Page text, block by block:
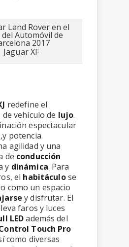
Jaguar XF
redefine el
vehículo de lujo.
espectacular
,y potencia.
agilidad y una
de conducción
y dinámica. Para
el habitáculose
como un espacio
y disfrutar. El
faros y luces
LEDademás del
Touch Pro
como diversas